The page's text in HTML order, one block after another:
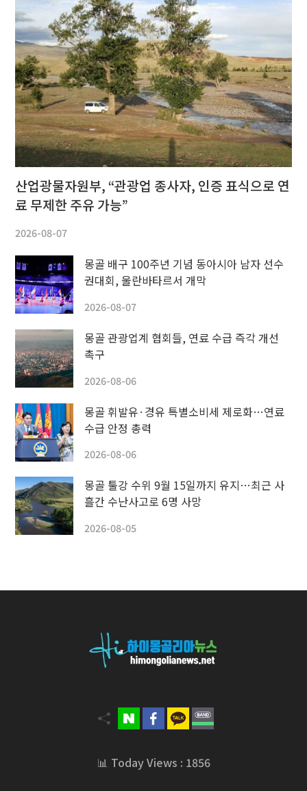
산업광물자원부, “관광업 종사자, 인증 표식으로 연
료 무제한 주유 가능”
2026-08-07
몽골 배구 100주년 기념 동아시아 남자 선수
권대회, 울란바타르서 개막
2026-08-07
몽골 관광업계 협회들, 연료 수급 즉각 개선
촉구
2026-08-06
몽골 휘발유·경유 특별소비세 제로화…연료
수급 안정 총력
2026-08-06
몽골 툴강 수위 9월 15일까지 유지…최근 사
흘간 수난사고로 6명 사망
2026-08-05
📊 Today Views : 1856